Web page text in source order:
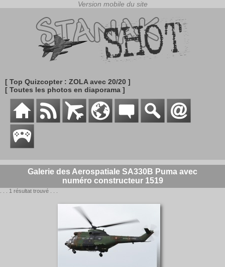
[ Top Quizcopter : ZOLA avec 20/20 ]
[ Toutes les photos en diaporama ]
Galerie des Aerospatiale SA330B Puma avec
numéro constructeur 1519
. . . 1 résultat trouvé . . .